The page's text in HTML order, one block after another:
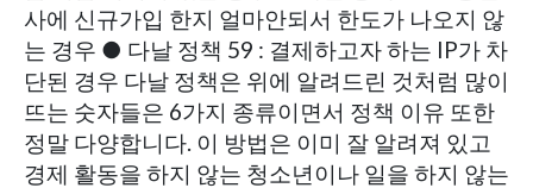
사에 신규가입 한지 얼마안되서 한도가 나오지 않
는 경우 ● 다날 정책 59 : 결제하고자 하는 IP가 차
단된 경우 다날 정책은 위에 알려드린 것처럼 많이
뜨는 숫자들은 6가지 종류이면서 정책 이유 또한
정말 다양합니다. 이 방법은 이미 잘 알려져 있고
경제 활동을 하지 않는 청소년이나 일을 하지 않는